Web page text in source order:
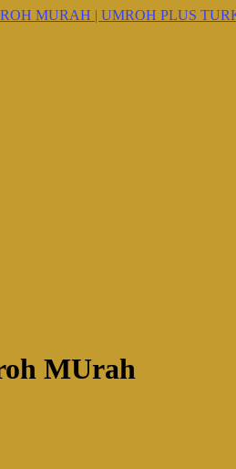
MUrah